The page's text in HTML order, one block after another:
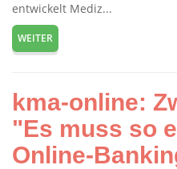
entwickelt Mediz...
WEITER
kma-online:
"Es muss so
Online-